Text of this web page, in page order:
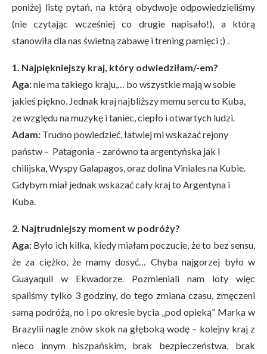
poniżej listę pytań, na którą obydwoje odpowiedzieliśmy
(nie czytając wcześniej co drugie napisało!), a którą
stanowiła dla nas świetną zabawę i trening pamięci ;) .
1. Najpiękniejszy kraj, który odwiedziłam/-em?
Aga:nie ma takiego kraju,… bo wszystkie mają w sobie
jakieś piękno. Jednak kraj najbliższy memu sercu to Kuba,
ze względu na muzykę i taniec, ciepło i otwartych ludzi.
Adam: Trudno powiedzieć, łatwiej mi wskazać rejony
państw – Patagonia – zarówno ta argentyńska jak i
chilijska, Wyspy Galapagos, oraz dolina Viniales na Kubie.
Gdybym miał jednak wskazać cały kraj to Argentyna i
Kuba.
2. Najtrudniejszy moment w podróży?
Aga: Było ich kilka, kiedy miałam poczucie, że to bez sensu,
że za ciężko, że mamy dosyć… Chyba najgorzej było w
Guayaquil w Ekwadorze. Pozmieniali nam loty więc
spaliśmy tylko 3 godziny, do tego zmiana czasu, zmęczeni
samą podróżą, no i po okresie bycia „pod opieką” Marka w
Brazylii nagle znów skok na głęboką wodę – kolejny kraj z
nieco innym hiszpańskim, brak bezpieczeństwa, brak